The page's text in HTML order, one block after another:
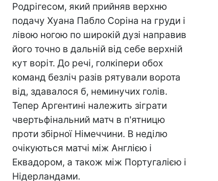
Родрігесом, який прийняв верхню
подачу Хуана Пабло Соріна на груди і
лівою ногою по широкій дузі направив
його точно в дальній від себе верхній
кут воріт. До речі, голкіпери обох
команд безліч разів рятували ворота
від, здавалося б, неминучих голів.
Тепер Аргентині належить зіграти
чвертьфінальний матч в п'ятницю
проти збірної Німеччини. В неділю
очікуються матчі між Англією і
Еквадором, а також між Португалією і
Нідерландами.